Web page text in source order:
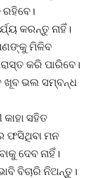
କରନ୍ତୁ ନାହିଁ।
ମିଳିବ
କରି ପାରିବେ।
ଖୂବ ଭଲ ସମ୍ବନ୍ଧ
ସହିତ
ଫସିଥିବା ମନ
ଦେବ ନାହିଁ।
ବିଚାରି ନିଅନ୍ତୁ।